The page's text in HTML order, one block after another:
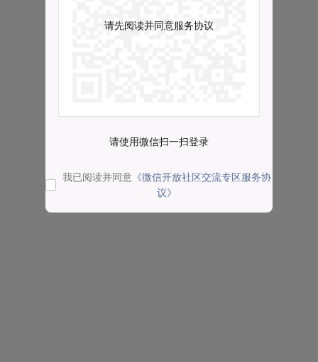
请先阅读并同意服务协议
请使用微信扫一扫登录
我已阅读并同意 《微信开放社区交流专区服务协
议》